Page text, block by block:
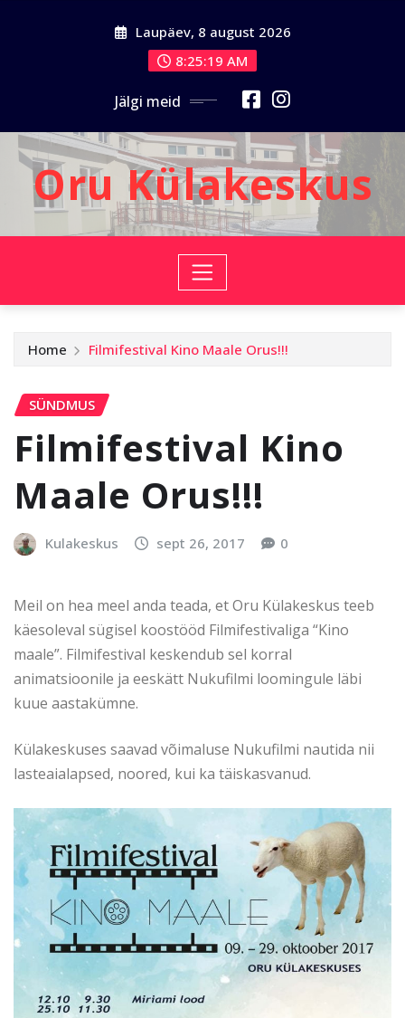
Laupäev, 8 august 2026
8:25:21 AM
Jälgi meid
Oru Külakeskus
Home Filmifestival Kino Maale Orus!!!
SÜNDMUS
Filmifestival Kino
Maale Orus!!!
Kulakeskus sept 26, 2017 0
Meil on hea meel anda teada, et Oru Külakeskus teeb
käesoleval sügisel koostööd Filmifestivaliga “Kino
maale”. Filmifestival keskendub sel korral
animatsioonile ja eeskätt Nukufilmi loomingule läbi
kuue aastakümne.
Külakeskuses saavad võimaluse Nukufilmi nautida nii
lasteaialapsed, noored, kui ka täiskasvanud.